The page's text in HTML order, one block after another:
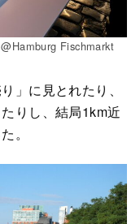
Fischmarkt
」に見とれたり、
りし、結局1km近
。